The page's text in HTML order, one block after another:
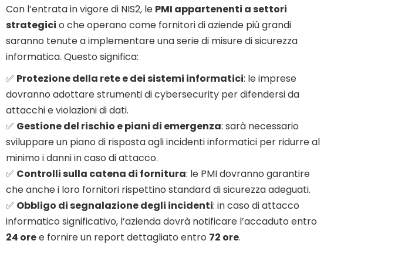
Con l’entrata in vigore di NIS2, le PMI appartenenti a settori
strategici o che operano come fornitori di aziende più grandi
saranno tenute a implementare una serie di misure di sicurezza
informatica. Questo significa:
✅ Protezione della rete e dei sistemi informatici: le imprese
dovranno adottare strumenti di cybersecurity per difendersi da
attacchi e violazioni di dati.
✅ Gestione del rischio e piani di emergenza: sarà necessario
sviluppare un piano di risposta agli incidenti informatici per ridurre al
minimo i danni in caso di attacco.
✅ Controlli sulla catena di fornitura: le PMI dovranno garantire
che anche i loro fornitori rispettino standard di sicurezza adeguati.
✅ Obbligo di segnalazione degli incidenti: in caso di attacco
informatico significativo, l’azienda dovrà notificare l’accaduto entro
24 oree fornire un report dettagliato entro 72 ore.